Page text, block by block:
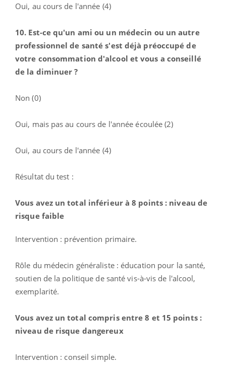
Oui, au cours de l'année (4)
10. Est-ce qu'un ami ou un médecin ou un autre
professionnel de santé s'est déjà préoccupé de
votre consommation d'alcool et vous a conseillé
de la diminuer ?
Non (0)
Oui, mais pas au cours de l'année écoulée (2)
Oui, au cours de l'année (4)
Résultat du test :
Vous avez un total inférieur à 8 points : niveau de
risque faible
Intervention : prévention primaire.
Rôle du médecin généraliste : éducation pour la santé,
soutien de la politique de santé vis-à-vis de l'alcool,
exemplarité.
Vous avez un total compris entre 8 et 15 points :
niveau de risque dangereux
Intervention : conseil simple.